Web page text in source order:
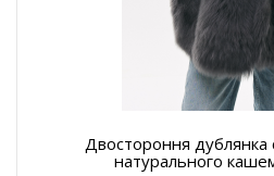
Двостороння дублянка
натурального